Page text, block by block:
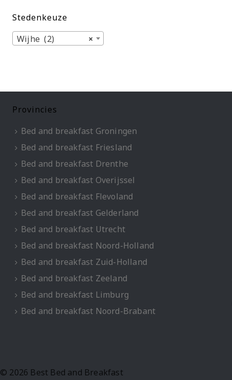
Stedenkeuze
×
Wijhe (2)
Provincies
Bed and breakfast Groningen
Bed and breakfast Friesland
Bed and breakfast Drenthe
Bed and breakfast Overijssel
Bed and breakfast Flevoland
Bed and breakfast Gelderland
Bed and breakfast Utrecht
Bed and breakfast Noord-Holland
Bed and breakfast Zuid-Holland
Bed and breakfast Zeeland
Bed and breakfast Limburg
Bed and breakfast Noord-Brabant
© 2026 Best Bed and Breakfast